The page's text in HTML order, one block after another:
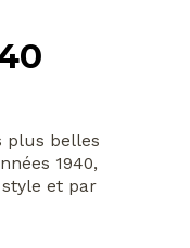
plus belles
1940,
et par